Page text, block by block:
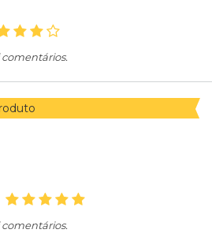
comentários.
comentários.